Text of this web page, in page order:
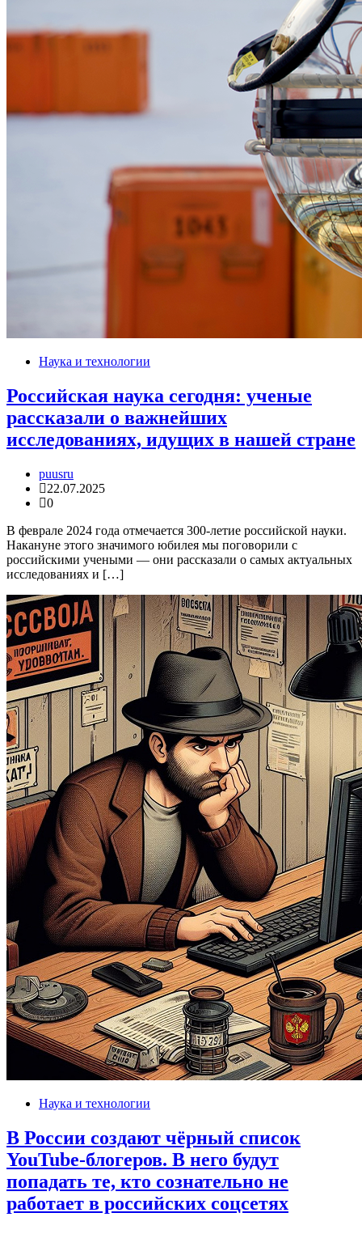
Наука и технологии
Российская наука сегодня: ученые
рассказали о важнейших
исследованиях, идущих в нашей стране
puusru
22.07.2025
0
В феврале 2024 года отмечается 300-летие российской науки.
Накануне этого значимого юбилея мы поговорили с
российскими учеными — они рассказали о самых актуальных
исследованиях и […]
Наука и технологии
В России создают чёрный список
YouTube-блогеров. В него будут
попадать те, кто сознательно не
работает в российских соцсетях